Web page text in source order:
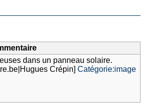
dans un panneau solaire.
Crépin]Catégorie:image